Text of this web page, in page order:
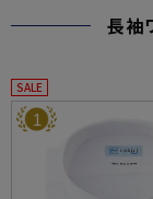
長袖
SALE
1